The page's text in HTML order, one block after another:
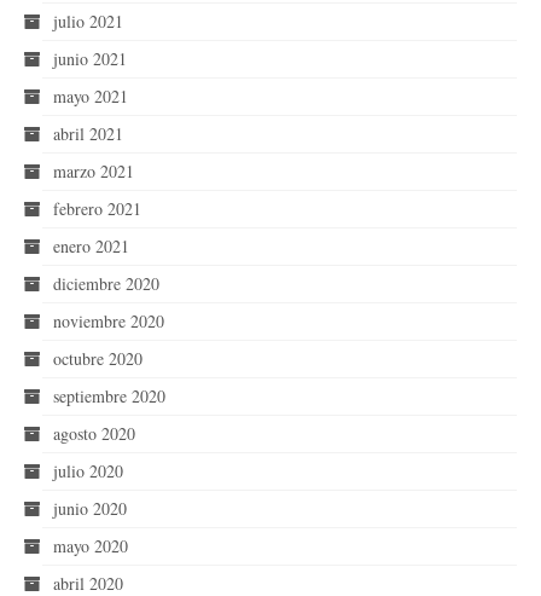
julio 2021
junio 2021
mayo 2021
abril 2021
marzo 2021
febrero 2021
enero 2021
diciembre 2020
noviembre 2020
octubre 2020
septiembre 2020
agosto 2020
julio 2020
junio 2020
mayo 2020
abril 2020